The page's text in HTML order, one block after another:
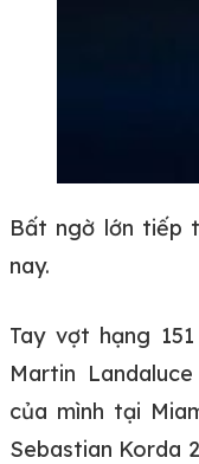
Bất ngờ lớn tiếp
nay.
Tay vợt hạng
Martin
của mình tại
Sebastian Korda